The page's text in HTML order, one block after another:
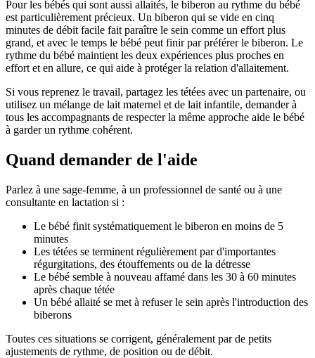
Pour les bébés qui sont aussi allaités, le biberon au rythme du bébé
est particulièrement précieux. Un biberon qui se vide en cinq
minutes de débit facile fait paraître le sein comme un effort plus
grand, et avec le temps le bébé peut finir par préférer le biberon. Le
rythme du bébé maintient les deux expériences plus proches en
effort et en allure, ce qui aide à protéger la relation d'allaitement.
Si vous reprenez le travail, partagez les tétées avec un partenaire, ou
utilisez un mélange de lait maternel et de lait infantile, demander à
tous les accompagnants de respecter la même approche aide le bébé
à garder un rythme cohérent.
Quand demander de l'aide
Parlez à une sage-femme, à un professionnel de santé ou à une
consultante en lactation si :
Le bébé finit systématiquement le biberon en moins de 5
minutes
Les tétées se terminent régulièrement par d'importantes
régurgitations, des étouffements ou de la détresse
Le bébé semble à nouveau affamé dans les 30 à 60 minutes
après chaque tétée
Un bébé allaité se met à refuser le sein après l'introduction des
biberons
Toutes ces situations se corrigent, généralement par de petits
ajustements de rythme, de position ou de débit.